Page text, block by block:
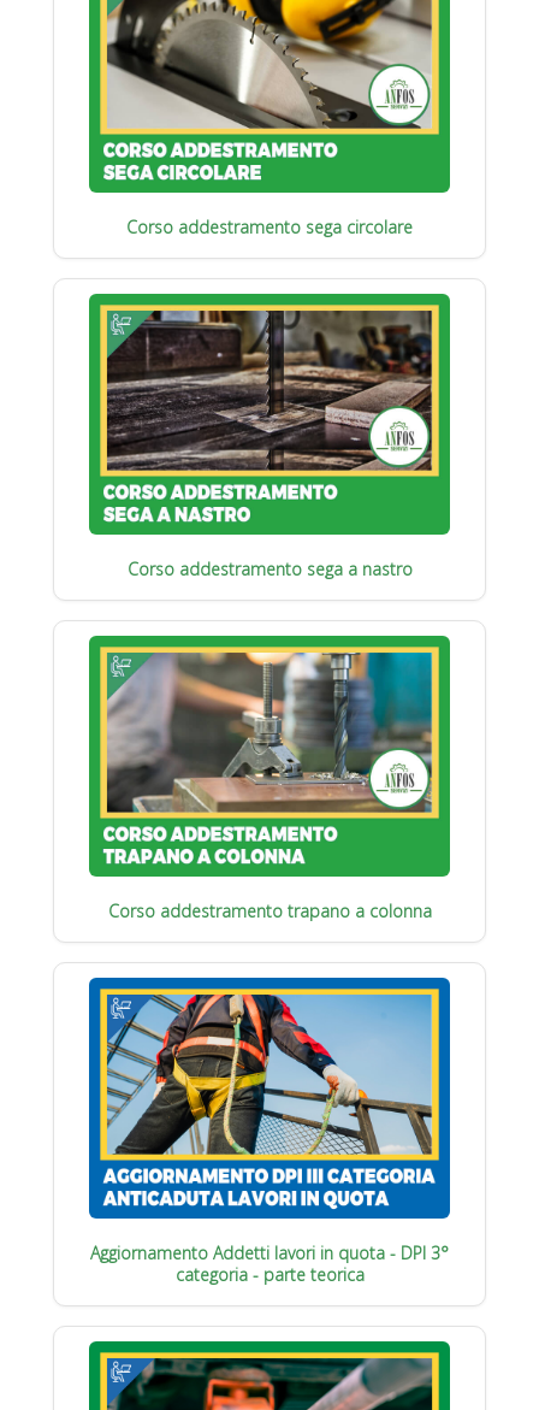
Corso addestramento sega circolare
Corso addestramento sega a nastro
Corso addestramento trapano a colonna
Aggiornamento Addetti lavori in quota - DPI 3°
categoria - parte teorica